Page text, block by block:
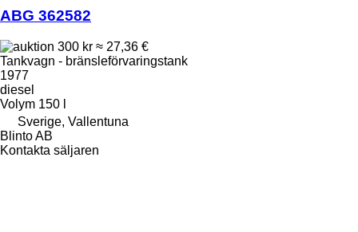
ABG 362582
300 kr ≈ 27,36 €
Tankvagn - bränsleförvaringstank
1977
diesel
Volym 150 l
Sverige, Vallentuna
Blinto AB
Kontakta säljaren